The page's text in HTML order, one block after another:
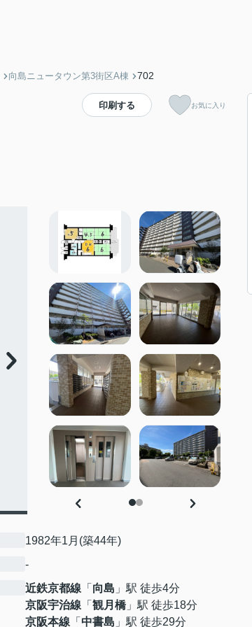
向島ニュータウン第3街区A棟 702
印刷する お気に入り
1982年1月(築44年)
-
近鉄京都線 「 向島 」駅 徒歩4分
京阪宇治線 「 観月橋」駅 徒歩18分
京阪本線 「 中書島 」駅 徒歩29分